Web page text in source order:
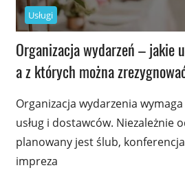
Usługi
Organizacja wydarzeń – jakie
a z których można
Organizacja wydarzenia
usług i dostawców. Niezależnie
planowany jest ślub,
impreza